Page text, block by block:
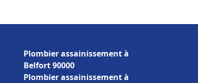
Plombier assainissement à
Belfort 90000
Plombier assainissement à